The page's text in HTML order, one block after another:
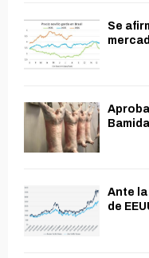
Se
Ante
de